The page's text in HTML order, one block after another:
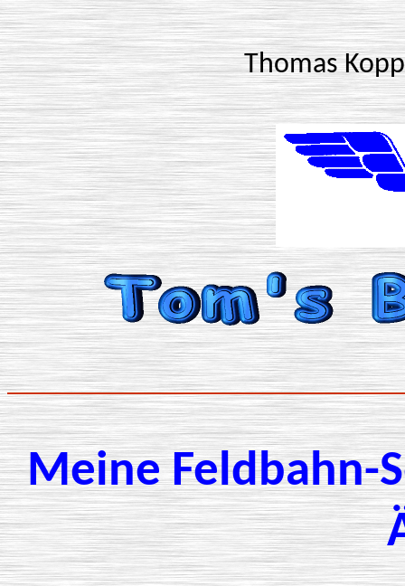
Thomas
Meine Feldbahn-